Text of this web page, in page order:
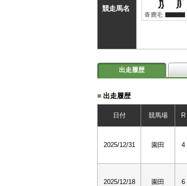
競走馬名
出走履歴
■ 出走履歴
日付 競馬場 R
2025/12/31 園田 4
2025/12/18 園田 6